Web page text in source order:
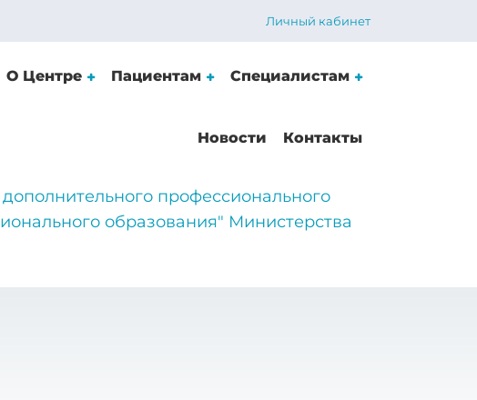
Личный кабинет
О Центре Пациентам Специалистам
Новости Контакты
профессионального
образования" Министерства